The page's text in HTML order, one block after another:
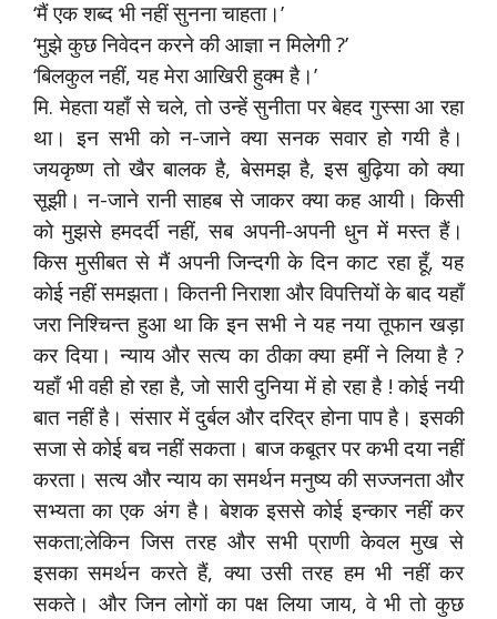
‘मैं एक शब्द भी नहीं सुनना चाहता।’
‘मुझे कुछ निवेदन करने की आज्ञा न मिलेगी ?’
‘बिलकुल नहीं, यह मेरा आखिरी हुक्म है।’
मि. मेहता यहाँ से चले, तो उन्हें सुनीता पर बेहद गुस्सा आ रहा
था। इन सभी को न-जाने क्या सनक सवार हो गयी है।
जयकृष्ण तो खैर बालक है, बेसमझ है, इस बुढ़िया को क्या
सूझी। न-जाने रानी साहब से जाकर क्या कह आयी। किसी
को मुझसे हमदर्दी नहीं, सब अपनी-अपनी धुन में मस्त हैं।
किस मुसीबत से मैं अपनी जिन्दगी के दिन काट रहा हूँ, यह
कोई नहीं समझता। कितनी निराशा और विपत्तियों के बाद यहाँ
जरा निश्चिन्त हुआ था कि इन सभी ने यह नया तूफान खड़ा
कर दिया। न्याय और सत्य का ठीका क्या हमीं ने लिया है ?
यहाँ भी वही हो रहा है, जो सारी दुनिया में हो रहा है ! कोई नयी
बात नहीं है। संसार में दुर्बल और दरिद्र होना पाप है। इसकी
सजा से कोई बच नहीं सकता। बाज कबूतर पर कभी दया नहीं
करता। सत्य और न्याय का समर्थन मनुष्य की सज्जनता और
सभ्यता का एक अंग है। बेशक इससे कोई इन्कार नहीं कर
सकता;लेकिन जिस तरह और सभी प्राणी केवल मुख से
इसका समर्थन करते हैं, क्या उसी तरह हम भी नहीं कर
सकते। और जिन लोगों का पक्ष लिया जाय, वे भी तो कुछ